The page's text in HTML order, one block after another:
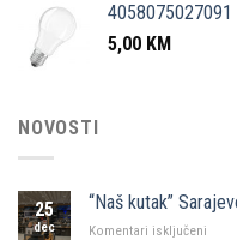
4058075027091
5,00 KM
NOVOSTI
25
dec
“Naš kutak”
Komentari isključeni